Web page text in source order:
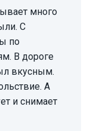
много
С
по
В дороге
вкусным.
А
и снимает